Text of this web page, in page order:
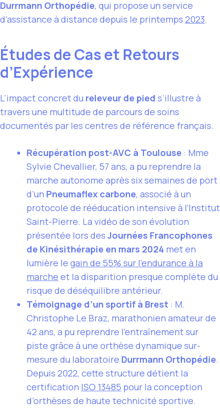
Durrmann Orthopédie, qui propose un service
d’assistance à distance depuis le printemps 2023.
Études de Cas et Retours
d’Expérience
L’impact concret du releveur de pied s’illustre à
travers une multitude de parcours de soins
documentés par les centres de référence français.
Récupération post-AVC à Toulouse : Mme
Sylvie Chevallier, 57 ans, a pu reprendre la
marche autonome après six semaines de port
d’un Pneumaflex carbone, associé à un
protocole de rééducation intensive à l’Institut
Saint-Pierre. La vidéo de son évolution
présentée lors des Journées Francophones
de Kinésithérapie en mars 2024 met en
lumière le gain de 55% sur l’endurance à la
marche et la disparition presque complète du
risque de déséquilibre antérieur.
Témoignage d’un sportif à Brest : M.
Christophe Le Braz, marathonien amateur de
42 ans, a pu reprendre l’entraînement sur
piste grâce à une orthèse dynamique sur-
mesure du laboratoire Durrmann Orthopédie.
Depuis 2022, cette structure détient la
certification ISO 13485 pour la conception
d’orthèses de haute technicité sportive.